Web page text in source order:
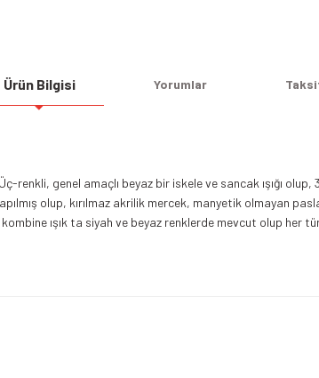
Ürün Bilgisi Yorumlar
renkli, genel amaçlı beyaz bir iskele ve sancak ışığı
olup, kırılmaz akrilik mercek, manyetik olmayan
kombine ışık ta siyah ve beyaz renklerde mevcut olup her